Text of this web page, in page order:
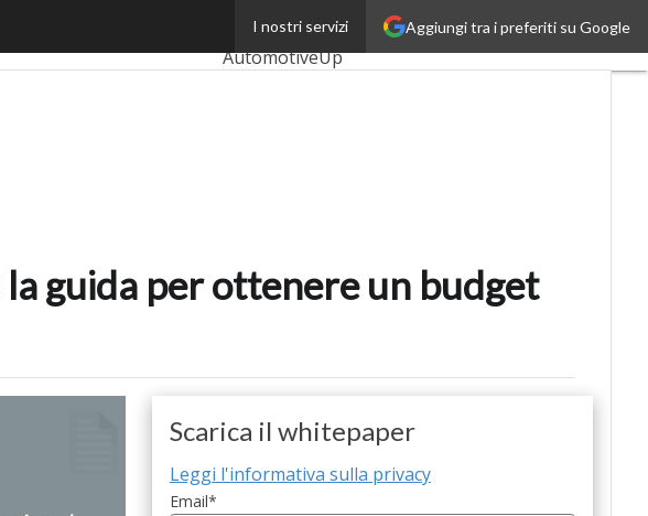
Aggiungi tra i preferiti su Google
I nostri servizi
Ultimi articoli
AutomotiveUp
Proptech
guida per ottenere un budget
Scarica il whitepaper
Leggi l'informativa sulla privacy
Email*